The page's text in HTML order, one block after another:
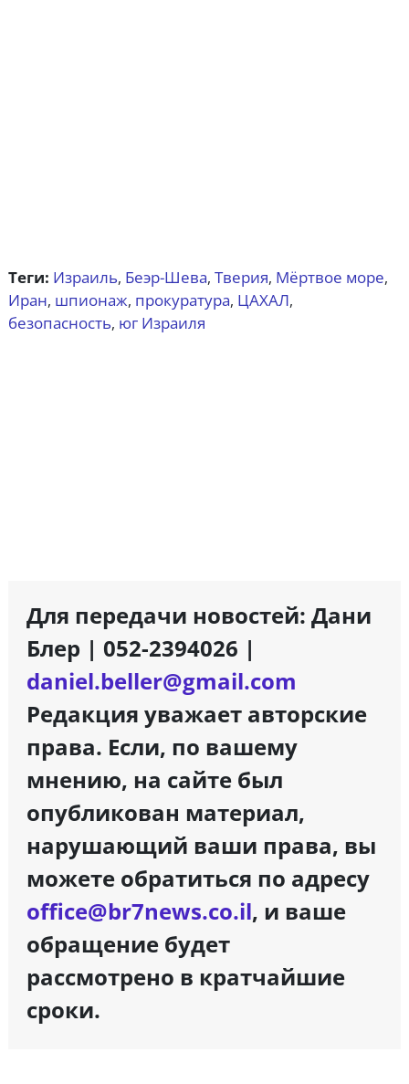
Теги: Израиль, Беэр-Шева, Тверия, Мёртвое море,
Иран, шпионаж, прокуратура, ЦАХАЛ,
безопасность, юг Израиля
Для передачи новостей: Дани
Блер | 052-2394026 |
daniel.beller@gmail.com
Редакция уважает авторские
права. Если, по вашему
мнению, на сайте был
опубликован материал,
нарушающий ваши права, вы
можете обратиться по адресу
office@br7news.co.il, и ваше
обращение будет
рассмотрено в кратчайшие
сроки.